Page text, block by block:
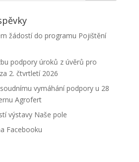
žádostí do programu Pojištění
podpory úroků z úvěrů pro
2. čtvrtletí 2026
vymáhání podpory u 28
Agrofert
výstavy Naše pole
Facebooku